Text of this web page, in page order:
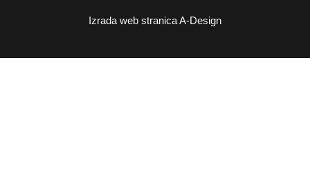
Izrada web stranicaA-Design